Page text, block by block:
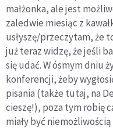
małżonka, ale jest
zaledwie miesiąc z
usłyszę/przeczytam, że
już teraz widzę, że jeśli
się udać. W ósmym dniu
konferencji, żeby
pisania (także tutaj, na
cieszę!), poza tym robię
miały być